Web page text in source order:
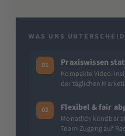
WAS UNS
01 Praxiswissen
Kompakte Video-
der täglichen
02 Flexibel & fair
Monatlich kündbar
Team-Zugang auf